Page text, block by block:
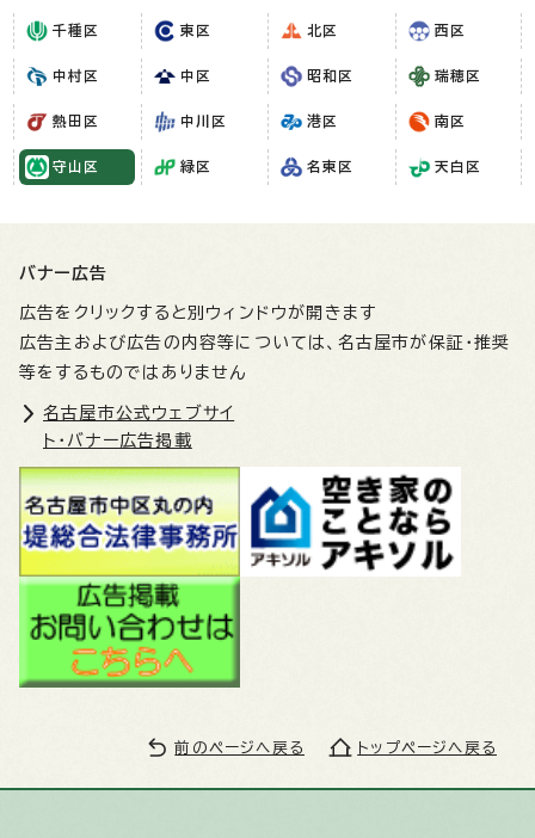
千種区 東区 北区 西区
中村区 中区 昭和区 瑞穂区
熱田区 中川区 港区 南区
守山区 緑区 名東区 天白区
バナー広告
広告をクリックすると別ウィンドウが開きます
広告主および広告の内容等については、名古屋市が保証・推奨
等をするものではありません
名古屋市公式ウェブサイ
ト・バナー広告掲載
前のページへ戻る トップページへ戻る